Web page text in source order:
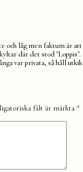
och låg men faktum är att
där det stod "Loppis".
var privata, så håll utkik
fält är märkta *